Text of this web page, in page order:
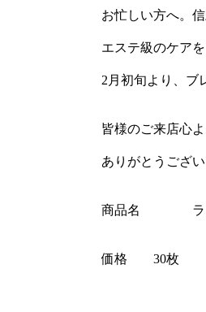
お忙しい方へ。
エステ級のケアを
2月初旬より、ブ
皆様のご来店心
ありがとうござい
商品名 ラダ
価格 30枚